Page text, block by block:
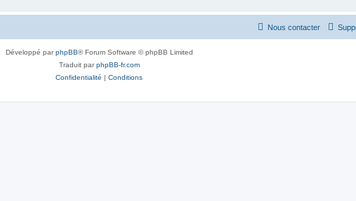
Nous contacter
Développé parphpBB® Forum Software © phpBB Limited
Traduit parphpBB-fr.com
Confidentialité | Conditions